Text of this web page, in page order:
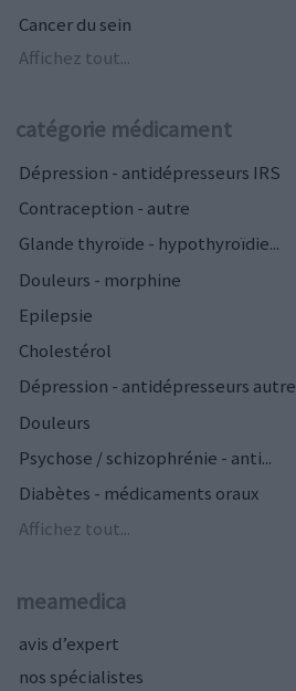
Cancer du sein
Affichez tout...
catégorie médicament
Dépression - antidépresseurs IRS
Contraception - autre
Glande thyroïde - hypothyroïdie...
Douleurs - morphine
Epilepsie
Cholestérol
Dépression - antidépresseurs autre
Douleurs
Psychose / schizophrénie - anti...
Diabètes - médicaments oraux
Affichez tout...
meamedica
avis d’expert
nos spécialistes